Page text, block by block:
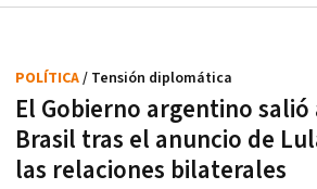
El Gobierno argentino salió
Brasil tras el anuncio de
las relaciones bilaterales
POLÍTICA/ Tensión diplomática